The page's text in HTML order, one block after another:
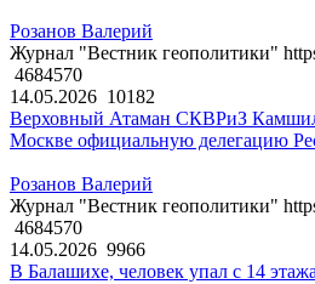
Розанов Валерий
Журнал "Вестник геополитики"
4684570
14.05.2026 10182
Верховный Атаман СКВРиЗ
Москве официальную делегацию
Розанов Валерий
Журнал "Вестник геополитики"
4684570
14.05.2026 9966
В Балашихе, человек упал с 14